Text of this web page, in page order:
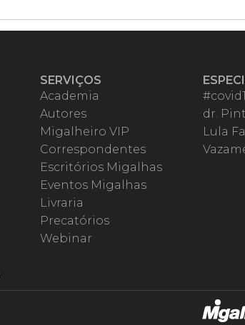
SERVIÇOS
Academia
Autores
Migalheiro VIP
Correspondentes
Escritórios Migalhas
Eventos Migalhas
Livraria
Precatórios
Webinar
dr.
Lula